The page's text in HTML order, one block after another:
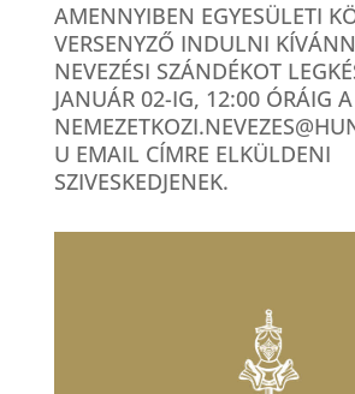
AMENNYIBEN EGYESÜLETI
VERSENYZŐ INDULNI
NEVEZÉSI SZÁNDÉKOT
JANUÁR 02-IG, 12:00 ÓRÁIG A
U EMAIL CÍMRE ELKÜLDENI
SZIVESKEDJENEK.